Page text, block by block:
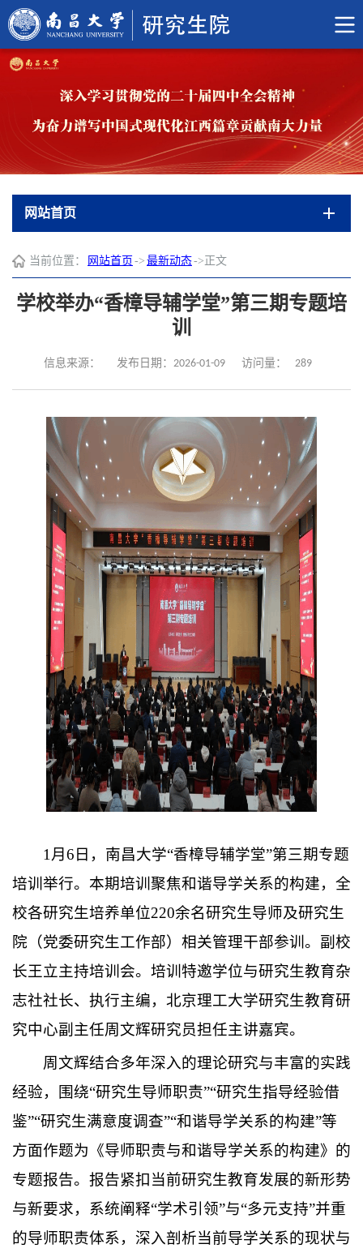
网站首页
当前位置： 网站首页 -> 最新动态-> 正文
学校举办“香樟导辅学堂”第三期专题培
训
信息来源： 发布日期：2026-01-09 访问量： 289
1月6日，南昌大学“香樟导辅学堂”第三期专题
培训举行。本期培训聚焦和谐导学关系的构建，全
校各研究生培养单位220余名研究生导师及研究生
院（党委研究生工作部）相关管理干部参训。副校
长王立主持培训会。培训特邀学位与研究生教育杂
志社社长、执行主编，北京理工大学研究生教育研
究中心副主任周文辉研究员担任主讲嘉宾。
周文辉结合多年深入的理论研究与丰富的实践
经验，围绕“研究生导师职责”“研究生指导经验借
鉴”“研究生满意度调查”“和谐导学关系的构建”等
方面作题为《导师职责与和谐导学关系的构建》的
专题报告。报告紧扣当前研究生教育发展的新形势
与新要求，系统阐释“学术引领”与“多元支持”并重
的导师职责体系，深入剖析当前导学关系的现状与